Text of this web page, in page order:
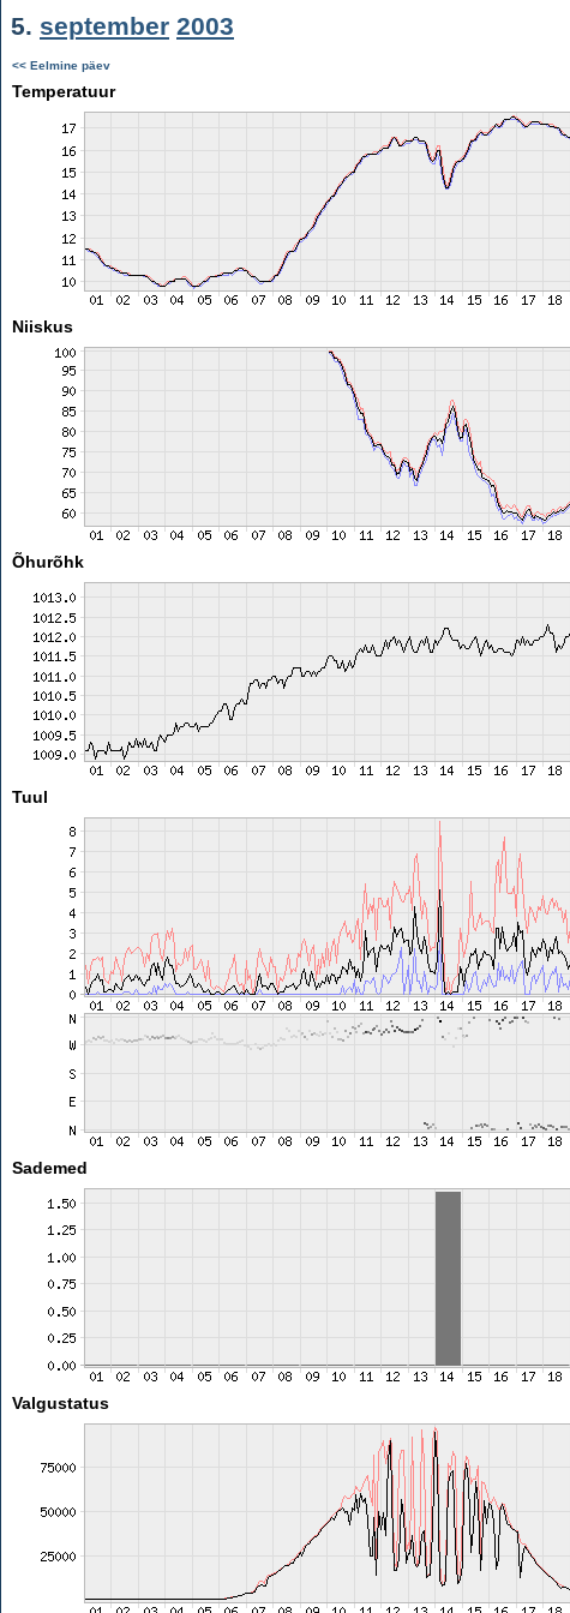
5. september 2003
<< Eelmine päev
Temperatuur
Niiskus
Õhurõhk
Tuul
Sademed
Valgustatus